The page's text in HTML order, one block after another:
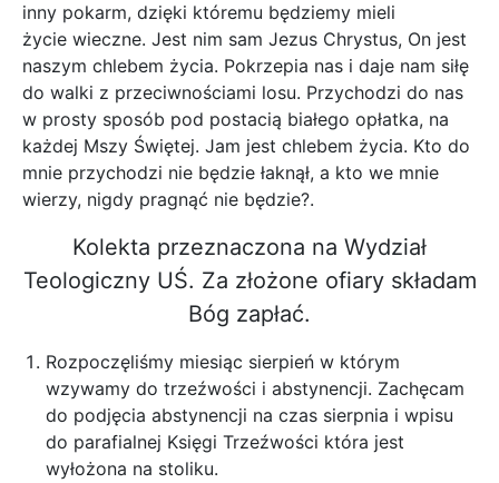
inny pokarm, dzięki któremu będziemy mieli
życie wieczne. Jest nim sam Jezus Chrystus, On jest
naszym chlebem życia. Pokrzepia nas i daje nam siłę
do walki z przeciwnościami losu. Przychodzi do nas
w prosty sposób pod postacią białego opłatka, na
każdej Mszy Świętej. Jam jest chlebem życia. Kto do
mnie przychodzi nie będzie łaknął, a kto we mnie
wierzy, nigdy pragnąć nie będzie?.
Kolekta przeznaczona na Wydział
Teologiczny UŚ. Za złożone ofiary składam
Bóg zapłać.
Rozpoczęliśmy miesiąc sierpień w którym
wzywamy do trzeźwości i abstynencji. Zachęcam
do podjęcia abstynencji na czas sierpnia i wpisu
do parafialnej Księgi Trzeźwości która jest
wyłożona na stoliku.